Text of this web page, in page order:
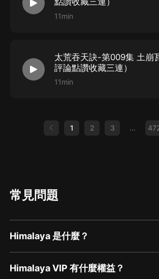
項目編審：余宇婷
導演：曉洱
后期：樂陶
功后，即可收聽，可下載重復收聽。
11min
太荒吞天訣-第009集 土崩
評論點讚收藏三連）
11min
1 2 3 ...
常見問題
Himalaya 是什麼？
Himalaya VIP 有什麼權益？